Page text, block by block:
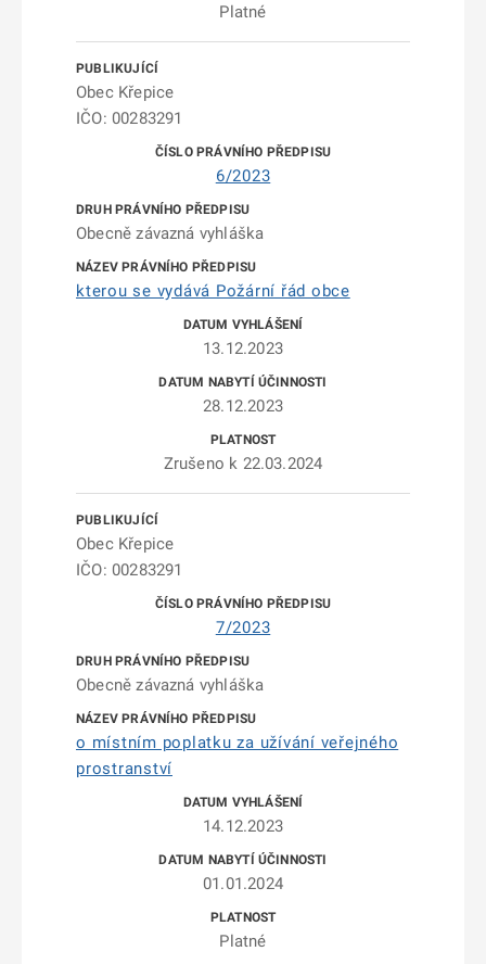
Platné
Obec Křepice
IČO: 00283291
6/2023
Obecně závazná vyhláška
kterou se vydává Požární řád obce
13.12.2023
28.12.2023
Zrušeno k 22.03.2024
Obec Křepice
IČO: 00283291
7/2023
Obecně závazná vyhláška
o místním poplatku za užívání veřejného
prostranství
14.12.2023
01.01.2024
Platné